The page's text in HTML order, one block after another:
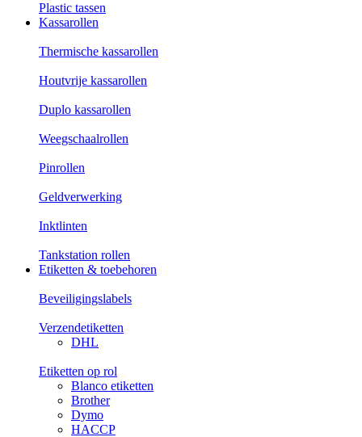
Plastic tassen
Kassarollen
Thermische kassarollen
Houtvrije kassarollen
Duplo kassarollen
Weegschaalrollen
Pinrollen
Geldverwerking
Inktlinten
Tankstation rollen
Etiketten & toebehoren
Beveiligingslabels
Verzendetiketten
DHL
Etiketten op rol
Blanco etiketten
Brother
Dymo
HACCP